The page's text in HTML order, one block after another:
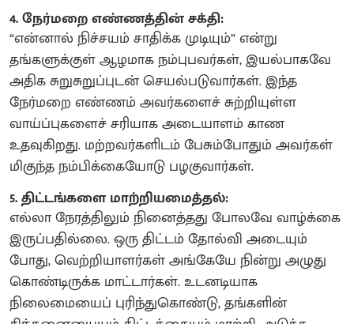
4. நேர்மறை எண்ணத்தின் சக்தி:
“என்னால் நிச்சயம் சாதிக்க முடியும்” என்று
தங்களுக்குள் ஆழமாக நம்புபவர்கள், இயல்பாகவே
அதிக சுறுசுறுப்புடன் செயல்படுவார்கள். இந்த
நேர்மறை எண்ணம் அவர்களைச் சுற்றியுள்ள
வாய்ப்புகளைச் சரியாக அடையாளம் காண
உதவுகிறது. மற்றவர்களிடம் பேசும்போதும் அவர்கள்
மிகுந்த நம்பிக்கையோடு பழகுவார்கள்.
5. திட்டங்களை மாற்றியமைத்தல்:
எல்லா நேரத்திலும் நினைத்தது போலவே வாழ்க்கை
இருப்பதில்லை. ஒரு திட்டம் தோல்வி அடையும்
போது, வெற்றியாளர்கள் அங்கேயே நின்று அழுது
கொண்டிருக்க மாட்டார்கள். உடனடியாக
நிலைமையைப் புரிந்துகொண்டு, தங்களின்